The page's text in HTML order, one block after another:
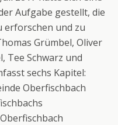
Aufgabe gestellt, die
erforschen und zu
Grümbel, Oliver
Tee Schwarz und
sechs Kapitel:
Oberfischbach